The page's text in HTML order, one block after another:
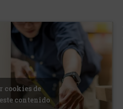
cookies de
contenido